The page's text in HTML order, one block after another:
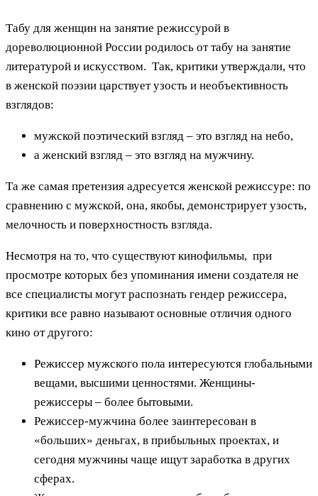
Табу для женщин на занятие режиссурой в
дореволюционной России родилось от табу на занятие
литературой и искусством. Так, критики утверждали, что
в женской поэзии царствует узость и необъективность
взглядов:
мужской поэтический взгляд – это взгляд на небо,
а женский взгляд – это взгляд на мужчину.
Та же самая претензия адресуется женской режиссуре: по
сравнению с мужской, она, якобы, демонстрирует узость,
мелочность и поверхностность взгляда.
Несмотря на то, что существуют кинофильмы, при
просмотре которых без упоминания имени создателя не
все специалисты могут распознать гендер режиссера,
критики все равно называют основные отличия одного
кино от другого:
Режиссер мужского пола интересуются глобальными
вещами, высшими ценностями. Женщины-
режиссеры – более бытовыми.
Режиссер-мужчина более заинтересован в
«больших» деньгах, в прибыльных проектах, и
сегодня мужчины чаще ищут заработка в других
сферах.